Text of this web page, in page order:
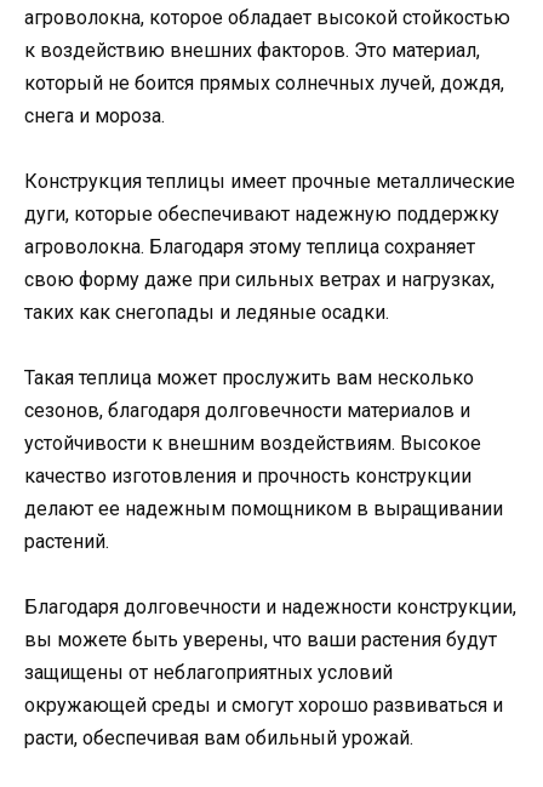
агроволокна, которое обладает высокой стойкостью
к воздействию внешних факторов. Это материал,
который не боится прямых солнечных лучей, дождя,
снега и мороза.
Конструкция теплицы имеет прочные металлические
дуги, которые обеспечивают надежную поддержку
агроволокна. Благодаря этому теплица сохраняет
свою форму даже при сильных ветрах и нагрузках,
таких как снегопады и ледяные осадки.
Такая теплица может прослужить вам несколько
сезонов, благодаря долговечности материалов и
устойчивости к внешним воздействиям. Высокое
качество изготовления и прочность конструкции
делают ее надежным помощником в выращивании
растений.
Благодаря долговечности и надежности конструкции,
вы можете быть уверены, что ваши растения будут
защищены от неблагоприятных условий
окружающей среды и смогут хорошо развиваться и
расти, обеспечивая вам обильный урожай.